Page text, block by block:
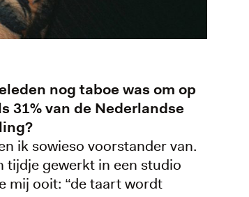
nog taboe was om op
31% van de Nederlandse
ik sowieso voorstander van.
tijdje gewerkt in een studio
mij ooit: “de taart wordt